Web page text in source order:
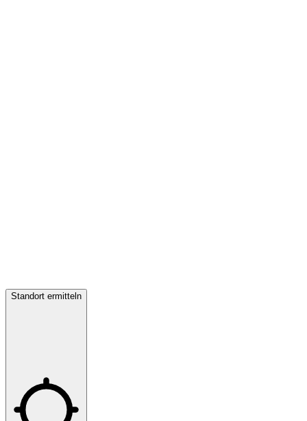
Standort ermitteln